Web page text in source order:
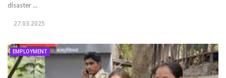
disaster ...
27.03.2025
EMPLOYMENT